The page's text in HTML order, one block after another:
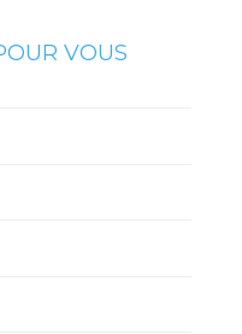
VOUS